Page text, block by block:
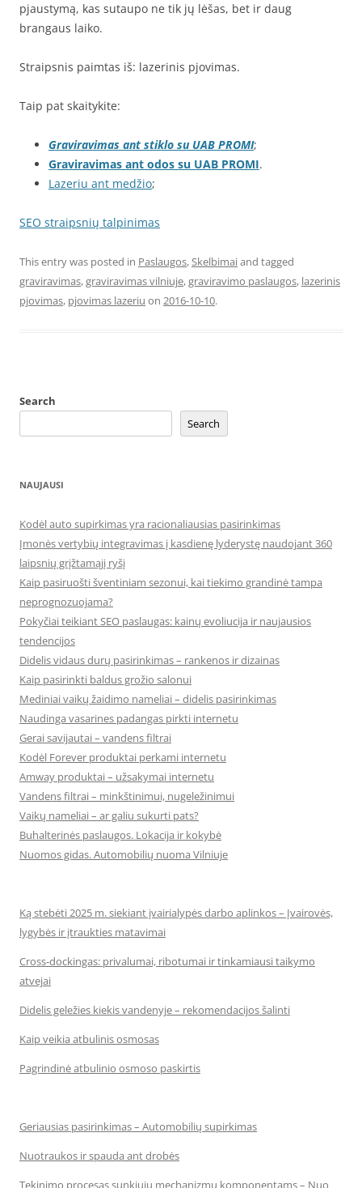
pjaustymą, kas sutaupo ne tik jų lėšas, bet ir daug
brangaus laiko.
Straipsnis paimtas iš: lazerinis pjovimas.
Taip pat skaitykite:
Graviravimas ant stiklo su UAB PROMI;
Graviravimas ant odos su UAB PROMI.
Lazeriu ant medžio;
SEO straipsnių talpinimas
This entry was posted in Paslaugos,Skelbimaiand tagged
graviravimas,graviravimas vilniuje,graviravimo paslaugos, lazerinis
pjovimas, pjovimas lazeriu on 2016-10-10.
Search
Search
NAUJAUSI
Kodėl auto supirkimas yra racionaliausias pasirinkimas
Įmonės vertybių integravimas į kasdienę lyderystę naudojant 360
laipsnių grįžtamąjį ryšį
Kaip pasiruošti šventiniam sezonui, kai tiekimo grandinė tampa
neprognozuojama?
Pokyčiai teikiant SEO paslaugas: kainų evoliucija ir naujausios
tendencijos
Didelis vidaus durų pasirinkimas – rankenos ir dizainas
Kaip pasirinkti baldus grožio salonui
Mediniai vaikų žaidimo nameliai – didelis pasirinkimas
Naudinga vasarines padangas pirkti internetu
Gerai savijautai – vandens filtrai
Kodėl Forever produktai perkami internetu
Amway produktai – užsakymai internetu
Vandens filtrai – minkštinimui, nugeležinimui
Vaikų nameliai – ar galiu sukurti pats?
Buhalterinės paslaugos. Lokacija ir kokybė
Nuomos gidas. Automobilių nuoma Vilniuje
Ką stebėti 2025 m. siekiant įvairialypės darbo aplinkos – Įvairovės,
lygybės ir įtraukties matavimai
Cross-dockingas: privalumai, ribotumai ir tinkamiausi taikymo
atvejai
Didelis geležies kiekis vandenyje – rekomendacijos šalinti
Kaip veikia atbulinis osmosas
Pagrindinė atbulinio osmoso paskirtis
Geriausias pasirinkimas – Automobilių supirkimas
Nuotraukos ir spauda ant drobės
Tekinimo procesas sunkiųjų mechanizmų komponentams – Nuo